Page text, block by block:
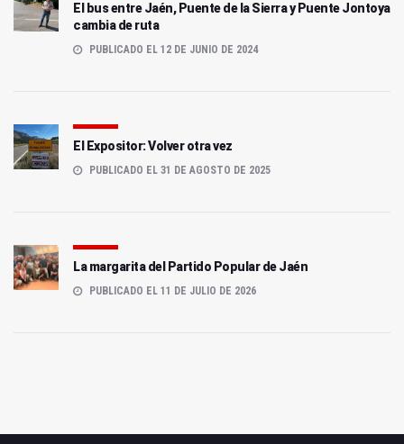
El bus entre Jaén, Puente de la Sierra y Puente Jontoya
cambia de ruta
PUBLICADO EL 12 DE JUNIO DE 2024
El Expositor: Volver otra vez
PUBLICADO EL 31 DE AGOSTO DE 2025
La margarita del Partido Popular de Jaén
PUBLICADO EL 11 DE JULIO DE 2026